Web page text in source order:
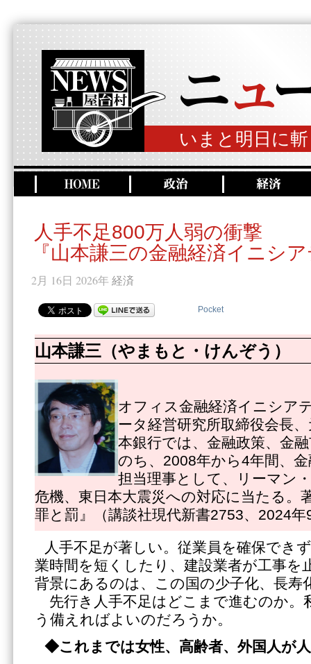
いまと明日に
人手不足800万人弱の衝撃
『山本謙三の金融経済イニシ
2月 16日 2026年 経済
Pocket
山本謙三（やまもと・けんぞう）
オフィス金融経済イニシア
ータ経営研究所取締役会長
本銀行では、金融政策、金
のち、2008年から4年間、
担当理事として、リーマン
危機、東日本大震災への対応に当たる。
罪と罰』（講談社現代新書2753、2024年
人手不足が著しい。従業員を確保でき
業時間を短くしたり、建設業者が工事を
背景にあるのは、この国の少子化、長寿
先行き人手不足はどこまで進むのか。
う備えればよいのだろうか。
◆これまでは女性、高齢者、外国人が